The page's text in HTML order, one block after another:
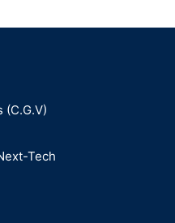
Tech